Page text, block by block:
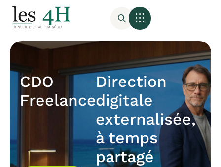
CDO
Freelance
Direction
digitale
externalisée,
à temps
partagé